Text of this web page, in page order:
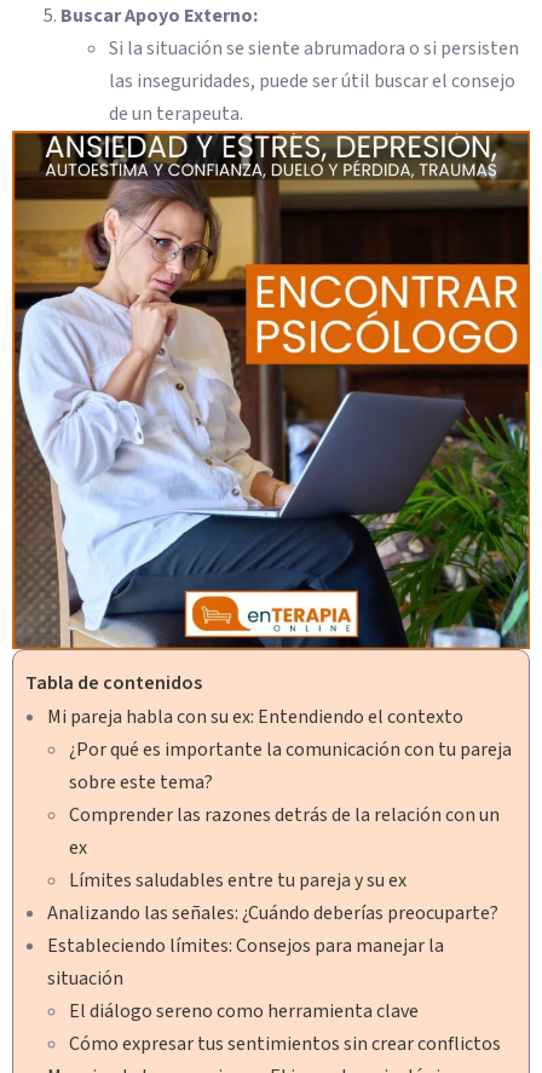
Buscar Apoyo Externo:
Si la situación se siente abrumadora o si persisten
las inseguridades, puede ser útil buscar el consejo
de un terapeuta.
Tabla de contenidos
Mi pareja habla con su ex: Entendiendo el contexto
¿Por qué es importante la comunicación con tu pareja
sobre este tema?
Comprender las razones detrás de la relación con un
ex
Límites saludables entre tu pareja y su ex
Analizando las señales: ¿Cuándo deberías preocuparte?
Estableciendo límites: Consejos para manejar la
situación
El diálogo sereno como herramienta clave
Cómo expresar tus sentimientos sin crear conflictos